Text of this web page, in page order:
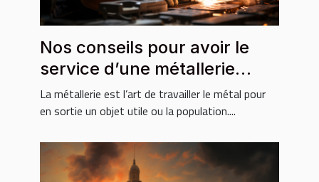
Nos conseils pour avoir le
service d’une métallerie
fiable
La métallerie est l’art de travailler le métal pour
en sortie un objet utile ou la population....